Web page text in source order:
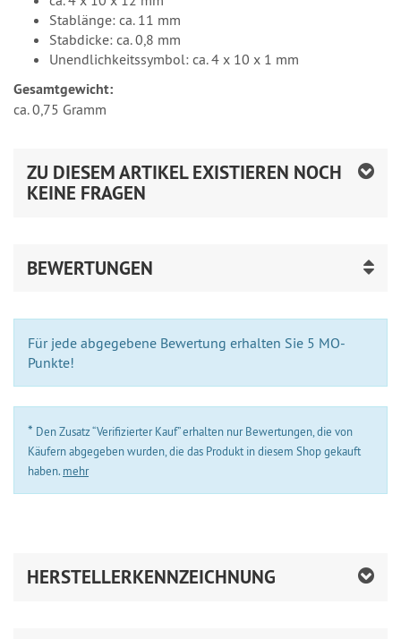
Stablänge: ca. 11 mm
Stabdicke: ca. 0,8 mm
Unendlichkeitssymbol: ca. 4 x 10 x 1 mm
Gesamtgewicht:
ca. 0,75 Gramm
ZU DIESEM ARTIKEL EXISTIEREN NOCH
KEINE FRAGEN
BEWERTUNGEN
Für jede abgegebene Bewertung erhalten Sie 5 MO-
Punkte!
* Den Zusatz “Verifizierter Kauf” erhalten nur Bewertungen, die von
Käufern abgegeben wurden, die das Produkt in diesem Shop gekauft
haben. mehr
HERSTELLERKENNZEICHNUNG